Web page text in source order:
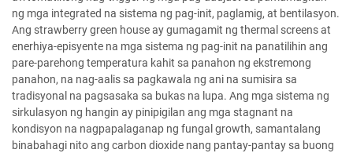
ng mga integrated na sistema ng pag-init, paglamig, at bentilasyon.
Ang strawberry green house ay gumagamit ng thermal screens at
enerhiya-episyente na mga sistema ng pag-init na panatilihin ang
pare-parehong temperatura kahit sa panahon ng ekstremong
panahon, na nag-aalis sa pagkawala ng ani na sumisira sa
tradisyonal na pagsasaka sa bukas na lupa. Ang mga sistema ng
sirkulasyon ng hangin ay pinipigilan ang mga stagnant na
kondisyon na nagpapalaganap ng fungal growth, samantalang
binabahagi nito ang carbon dioxide nang pantay-pantay sa buong